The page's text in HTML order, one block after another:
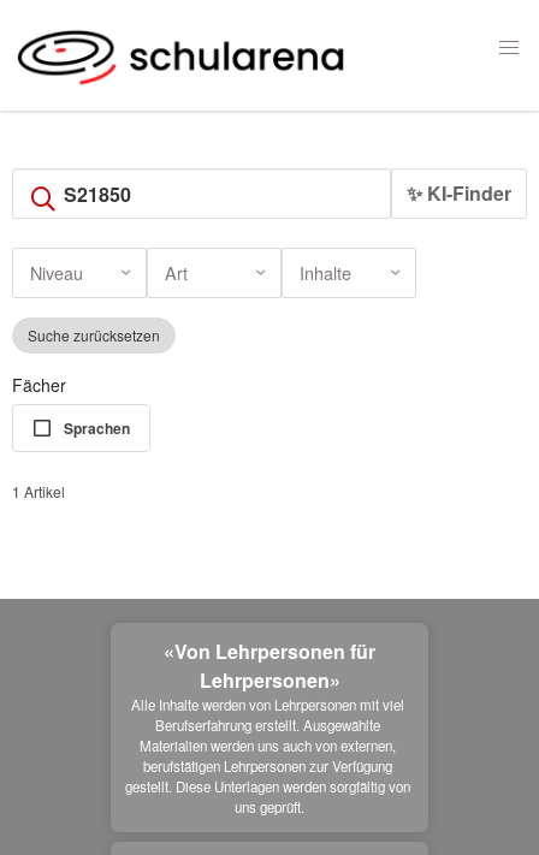
✨ KI-Finder
Niveau Art Inhalte
Suche zurücksetzen
Fächer
Sprachen
1 Artikel
«Von Lehrpersonen für
Lehrpersonen»
Alle Inhalte werden von Lehrpersonen mit viel
Berufserfahrung erstellt. Ausgewählte
Materialien werden uns auch von externen,
berufstätigen Lehrpersonen zur Verfügung
gestellt. Diese Unterlagen werden sorgfältig von
uns geprüft.